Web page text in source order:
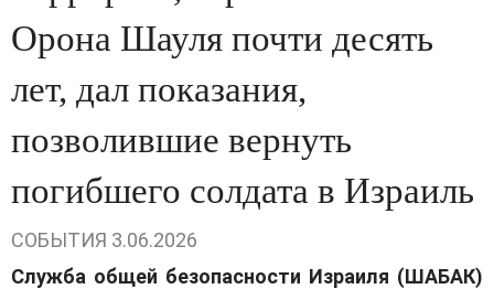
Орона Шауля почти десять
лет, дал показания,
позволившие вернуть
погибшего солдата в Израиль
СОБЫТИЯ 3.06.2026
Служба общей безопасности Израиля (ШАБАК)